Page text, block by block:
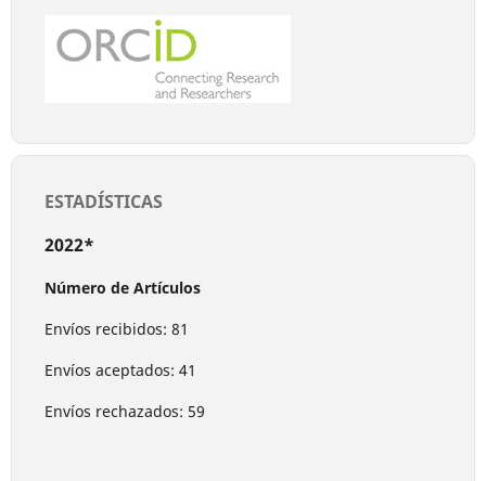
ESTADÍSTICAS
2022*
Número de Artículos
Envíos recibidos: 81
Envíos aceptados: 41
Envíos rechazados: 59